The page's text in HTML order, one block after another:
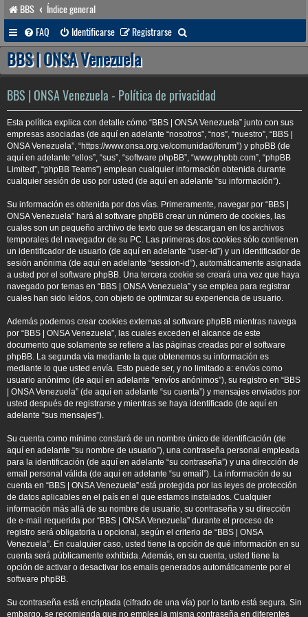
BBS
Índice general
FAQ
Identificarse Registrarse
u
a
r
BBS | ONSA Venezuela
BBS | ONSA Venezuela - Política de privacidad
Esta política explica con detalle cómo “BBS | ONSA Venezuela” junto con sus
empresas asociadas (de aquí en adelante “nosotros”, “nos”, “nuestro”, “BBS |
ONSA Venezuela”, “https://www.onsa.org.ve/comunidad/forum”) y phpBB (de
aquí en adelante “ellos”, “sus”, “software phpBB”, “www.phpbb.com”, “phpBB
Limited”, “phpBB Teams”) emplean cualquier información obtenida durante
cualquier sesión de uso por usted (de aquí en adelante “su información”).
Su información es obtenida por dos vías. Primeramente, navegar por “BBS |
ONSA Venezuela” hará al software phpBB crear un número de cookies, las
cuales son un pequeño archivo de texto que se descargan en los archivos
temporales del navegador de su PC. Las primeras dos cookies sólo contienen
un identificador de usuario (de aquí en adelante “user-id”) y un identificador de
sesión anónima (de aquí en adelante “session-id”), automáticamente asignada
a usted por el software phpBB. Una tercera cookie se creará una vez que haya
navegado por temas en “BBS | ONSA Venezuela” y se emplea para registrar
cuales han sido leídos, con objeto de optimizar su experiencia de usuario.
Además podemos crear cookies externas al software phpBB mientras navega
por “BBS | ONSA Venezuela”, las cuales exceden el alcance de este
documento que solamente se refiere a las páginas creadas por el software
phpBB. La segunda vía mediante la que obtenemos su información es
mediante lo que usted envía. Esto puede ser, y no limitado a: envíos como
usuario anónimo (de aquí en adelante “envíos anónimos”), su registro en “BBS
| ONSA Venezuela” (de aquí en adelante “su cuenta”) y mensajes enviados por
usted después de registrarse y mientras se haya identificado (de aquí en
adelante “sus mensajes”).
Su cuenta como mínimo constará de un nombre único de identificación (de
aquí en adelante “su nombre de usuario”), una contraseña personal empleada
para la identificación (de aquí en adelante “su contraseña”) y una dirección de
email personal válida (de aquí en adelante “su email”). La información de su
cuenta en “BBS | ONSA Venezuela” está protegida por las leyes de protección
de datos aplicables en el país en el que estamos instalados. Cualquier
información más allá de su nombre de usuario, su contraseña y su dirección
de e-mail requerida por “BBS | ONSA Venezuela” durante el proceso de
registro será obligatoria u opcional, según el criterio de “BBS | ONSA
Venezuela”. En cualquier caso, usted tiene la opción de qué información en su
cuenta será públicamente exhibida. Además, en su cuenta, usted tiene la
opción de activar o desactivar los emails generados automáticamente por el
software phpBB.
Su contraseña está encriptada (cifrado de una vía) por lo tanto está segura. Sin
embargo, se recomienda que no emplee la misma contraseña en diferentes